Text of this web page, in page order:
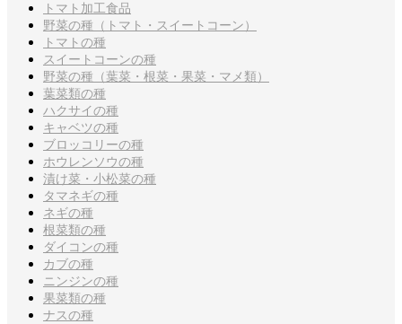
トマト加工食品
野菜の種（トマト・スイートコーン）
トマトの種
スイートコーンの種
野菜の種（葉菜・根菜・果菜・マメ類）
葉菜類の種
ハクサイの種
キャベツの種
ブロッコリーの種
ホウレンソウの種
漬け菜・小松菜の種
タマネギの種
ネギの種
根菜類の種
ダイコンの種
カブの種
ニンジンの種
果菜類の種
ナスの種